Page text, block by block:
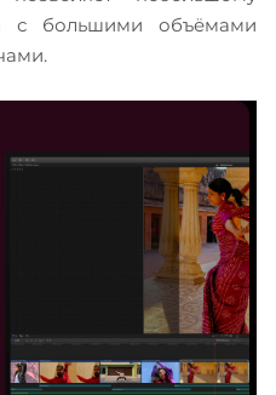
с большими объёмами